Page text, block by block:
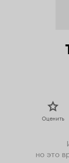
Оценить
но это